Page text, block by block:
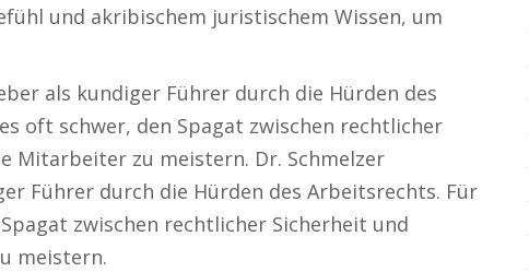
und akribischem juristischem Wissen, um
als kundiger Führer durch die Hürden des
oft schwer, den Spagat zwischen rechtlicher
Mitarbeiter zu meistern. Dr. Schmelzer
Führer durch die Hürden des Arbeitsrechts. Für
zwischen rechtlicher Sicherheit und
meistern.